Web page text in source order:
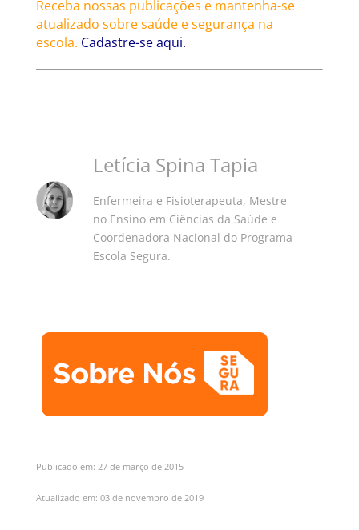
Receba nossas publicações e mantenha-se
atualizado sobre saúde e segurança na
escola. Cadastre-se aqui.
Letícia Spina Tapia
Enfermeira e Fisioterapeuta, Mestre
no Ensino em Ciências da Saúde e
Coordenadora Nacional do Programa
Escola Segura.
Publicado em: 27 de março de 2015
Atualizado em: 03 de novembro de 2019